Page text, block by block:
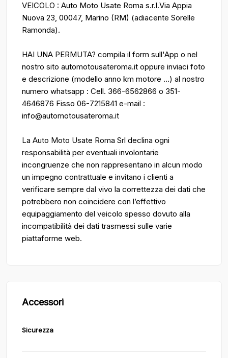
VEICOLO : Auto Moto Usate Roma s.r.l.Via Appia
Nuova 23, 00047, Marino (RM) (adiacente Sorelle
Ramonda).
HAI UNA PERMUTA? compila il form sull'App o nel
nostro sito automotousateroma.it oppure inviaci foto
e descrizione (modello anno km motore ...) al nostro
numero whatsapp : Cell. 366-6562866 o 351-
4646876 Fisso 06-7215841 e-mail :
info@automotousateroma.it
La Auto Moto Usate Roma Srl declina ogni
responsabilità per eventuali involontarie
incongruenze che non rappresentano in alcun modo
un impegno contrattuale e invitano i clienti a
verificare sempre dal vivo la correttezza dei dati che
potrebbero non coincidere con l’effettivo
equipaggiamento del veicolo spesso dovuto alla
incompatibilità dei dati trasmessi sulle varie
piattaforme web.
Accessori
Sicurezza